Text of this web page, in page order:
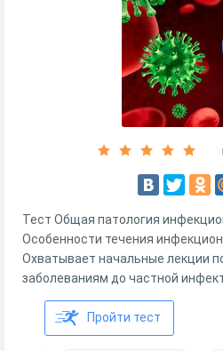
Тест Общая патология
Особенности течения
Охватывает начальные лекции
заболеваниям до частной
Пройти тест